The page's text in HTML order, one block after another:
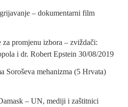
– dokumentarni film
promjenu izbora – zviždači:
i dr. Robert Epstein 30/08/2019
Soroševa mehanizma (5 Hrvata)
– UN, mediji i zaštitnici